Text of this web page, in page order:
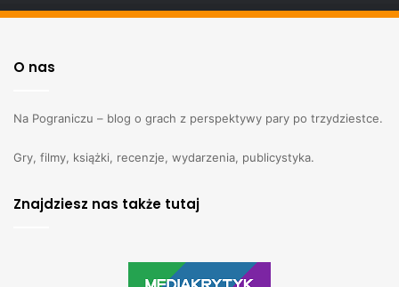
O nas
Na Pograniczu – blog o grach z perspektywy pary po trzydziestce.
Gry, filmy, książki, recenzje, wydarzenia, publicystyka.
Znajdziesz nas także tutaj